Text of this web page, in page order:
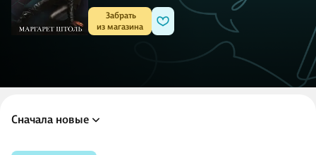
Забрать
из магазина
Сначала новые